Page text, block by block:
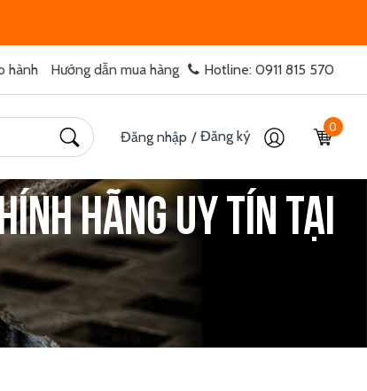
hành Hướng dẫn mua hàng Hotline: 0911 815 570
Đăng nhập / Đăng ký
0
hãng uy tín tại